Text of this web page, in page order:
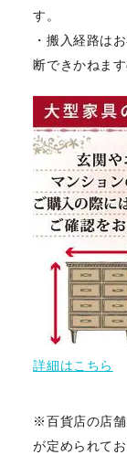
す。
・搬入経路は
断できかねま
詳細はこちら
※百貨店の店
が定められて